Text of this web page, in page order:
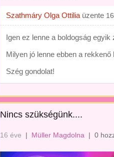
Szathmáry Olga Ottilia üzente
Igen ez lenne a boldogság egyik
Milyen jó lenne ebben a
Szég gondolat!
Nincs szükségünk....
16 éve | Müller Magdolna | 0